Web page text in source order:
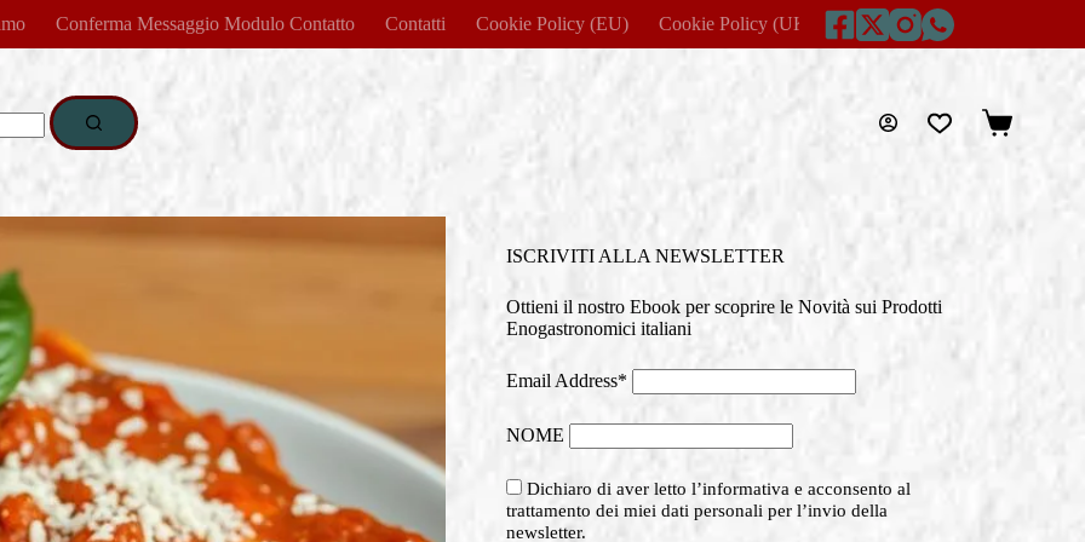
Conferma Messaggio Modulo Contatto Contatti Cookie Policy (EU) Cookie Policy (UK) Disclaimer
Carrello
ISCRIVITI ALLA NEWSLETTER
Ottieni il nostro Ebook per scoprire le Novità sui Prodotti
Enogastronomici italiani
Email Address*
NOME
Dichiaro di aver letto l’informativa e acconsento al
trattamento dei miei dati personali per l’invio della
newsletter.